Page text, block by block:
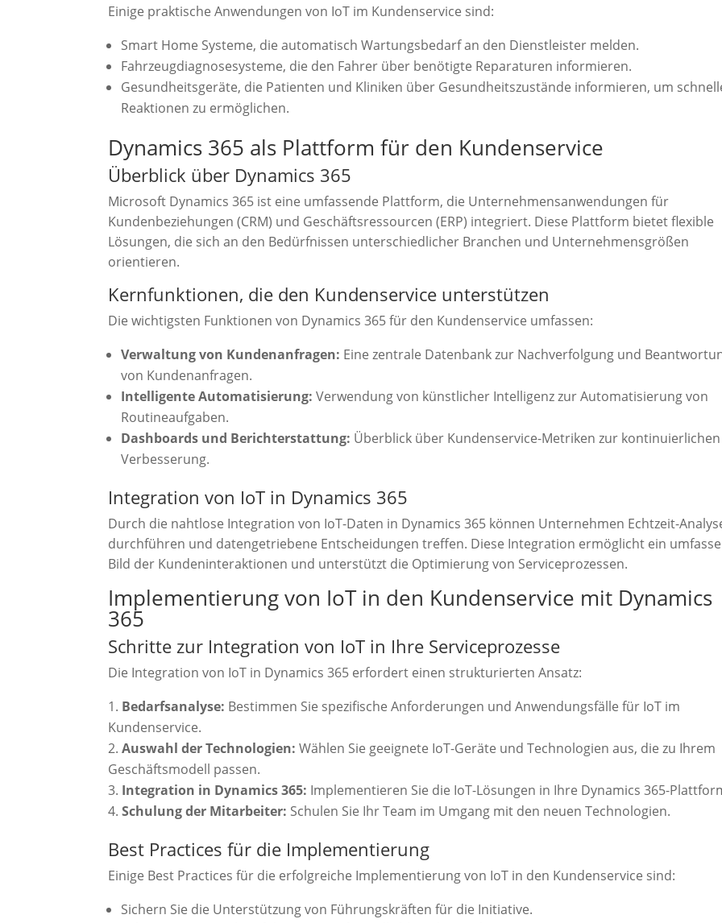
Einige praktische Anwendungen von IoT im Kundenservice sind:
Smart Home Systeme, die automatisch Wartungsbedarf an den Dienstleister melden.
Fahrzeugdiagnosesysteme, die den Fahrer über benötigte Reparaturen informieren.
Gesundheitsgeräte, die Patienten und Kliniken über Gesundheitszustände informieren, um
Reaktionen zu ermöglichen.
Dynamics 365 als Plattform für den Kundenservice
Überblick über Dynamics 365
Microsoft Dynamics 365 ist eine umfassende Plattform, die Unternehmensanwendungen für
Kundenbeziehungen (CRM) und Geschäftsressourcen (ERP) integriert. Diese Plattform bietet flexible
Lösungen, die sich an den Bedürfnissen unterschiedlicher Branchen und Unternehmensgrößen
orientieren.
Kernfunktionen, die den Kundenservice unterstützen
Die wichtigsten Funktionen von Dynamics 365 für den Kundenservice umfassen:
Verwaltung von Kundenanfragen: Eine zentrale Datenbank zur Nachverfolgung und
von Kundenanfragen.
Intelligente Automatisierung: Verwendung von künstlicher Intelligenz zur Automatisierung von
Routineaufgaben.
Dashboards und Berichterstattung: Überblick über Kundenservice-Metriken zur kontinuierlichen
Verbesserung.
Integration von IoT in Dynamics 365
Durch die nahtlose Integration von IoT-Daten in Dynamics 365 können Unternehmen Echtzeit-
durchführen und datengetriebene Entscheidungen treffen. Diese Integration ermöglicht ein
Bild der Kundeninteraktionen und unterstützt die Optimierung von Serviceprozessen.
Implementierung von IoT in den Kundenservice mit Dynamics
365
Schritte zur Integration von IoT in Ihre Serviceprozesse
Die Integration von IoT in Dynamics 365 erfordert einen strukturierten Ansatz:
Bedarfsanalyse: Bestimmen Sie spezifische Anforderungen und Anwendungsfälle für IoT im
Kundenservice.
Auswahl der Technologien: Wählen Sie geeignete IoT-Geräte und Technologien aus, die zu Ihrem
Geschäftsmodell passen.
Integration in Dynamics 365: Implementieren Sie die IoT-Lösungen in Ihre Dynamics 365-
Schulung der Mitarbeiter: Schulen Sie Ihr Team im Umgang mit den neuen Technologien.
Best Practices für die Implementierung
Einige Best Practices für die erfolgreiche Implementierung von IoT in den Kundenservice sind:
Sichern Sie die Unterstützung von Führungskräften für die Initiative.